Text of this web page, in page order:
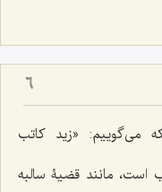
6
مى‌گوییم: «زید كاتب
است، مانند قضیۀ سالبه